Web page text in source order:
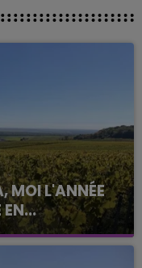
MOI L'ANNÉE
ce jeudi 6
(Aube). Du